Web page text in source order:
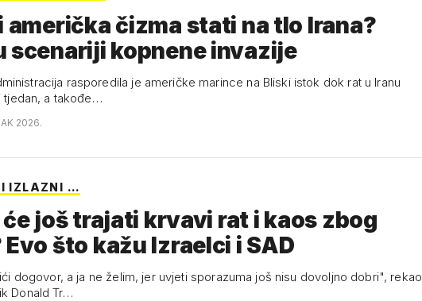
američka čizma stati na tlo Irana?
scenariji kopnene invazije
rasporedila je američke marince na Bliski istok dok rat u Iranu
tjedan, a takođe…
2026.
IZLAZNI …
još trajati krvavi rat i kaos zbog
što kažu Izraelci i SAD
dogovor, a ja ne želim, jer uvjeti sporazuma još nisu dovoljno dobri", rekao
Donald Tr…